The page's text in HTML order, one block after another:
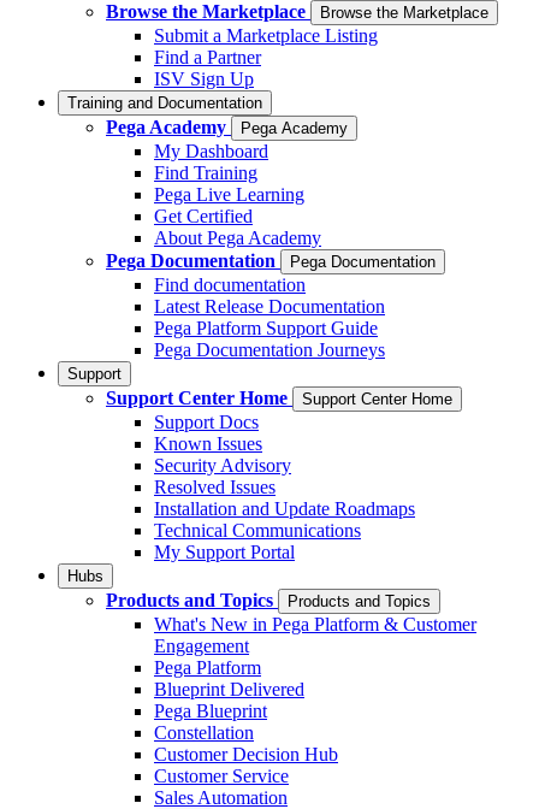
Browse the Marketplace
Browse the Marketplace
Submit a Marketplace Listing
Find a Partner
ISV Sign Up
Training and Documentation
Pega Academy Pega Academy
My Dashboard
Find Training
Pega Live Learning
Get Certified
About Pega Academy
Pega Documentation
Pega Documentation
Find documentation
Latest Release Documentation
Pega Platform Support Guide
Pega Documentation Journeys
Support
Support Center Home Support Center Home
Support Docs
Known Issues
Security Advisory
Resolved Issues
Installation and Update Roadmaps
Technical Communications
My Support Portal
Hubs
Products and Topics Products and Topics
What's New in Pega Platform & Customer
Engagement
Pega Platform
Blueprint Delivered
Pega Blueprint
Constellation
Customer Decision Hub
Customer Service
Sales Automation